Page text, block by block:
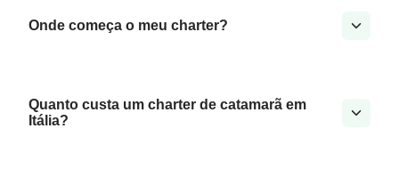
Onde começa o meu charter?
Quanto custa um charter de catamarã em
Itália?